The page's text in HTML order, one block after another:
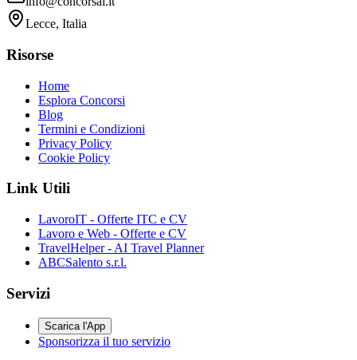
Lecce, Italia
Risorse
Home
Esplora Concorsi
Blog
Termini e Condizioni
Privacy Policy
Cookie Policy
Link Utili
LavoroIT - Offerte ITC e CV
Lavoro e Web - Offerte e CV
TravelHelper - AI Travel Planner
ABCSalento s.r.l.
Servizi
Scarica l'App
Sponsorizza il tuo servizio